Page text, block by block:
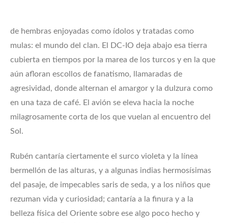
de hembras enjoyadas como ídolos y tratadas como
mulas: el mundo del clan. El DC-IO deja abajo esa tierra
cubierta en tiempos por la marea de los turcos y en la que
aún afloran escollos de fanatismo, llamaradas de
agresividad, donde alternan el amargor y la dulzura como
en una taza de café. El avión se eleva hacia la noche
milagrosamente corta de los que vuelan al encuentro del
Sol.
Rubén cantaría ciertamente el surco violeta y la línea
bermellón de las alturas, y a algunas indias hermosísimas
del pasaje, de impecables saris de seda, y a los niños que
rezuman vida y curiosidad; cantaría a la finura y a la
belleza física del Oriente sobre ese algo poco hecho y